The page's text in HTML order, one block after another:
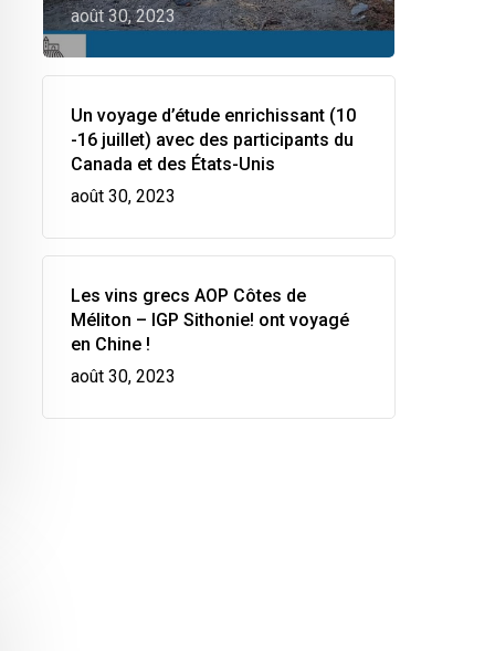
août 30, 2023
Un voyage d’étude enrichissant (10
-16 juillet) avec des participants du
Canada et des États-Unis
août 30, 2023
Les vins grecs AOP Côtes de
Méliton – IGP Sithonie! ont voyagé
en Chine !
août 30, 2023